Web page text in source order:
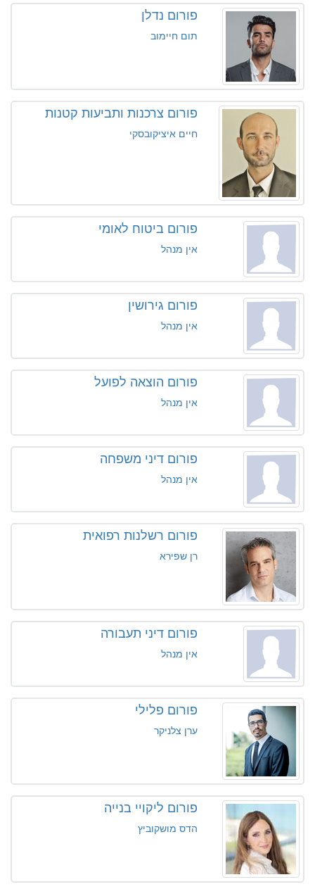
פורום נדלן
תום חיימוב
פורום צרכנות ותביעות קטנות
חיים איציקובסקי
פורום ביטוח לאומי
אין מנהל
פורום גירושין
אין מנהל
פורום הוצאה לפועל
אין מנהל
פורום דיני משפחה
אין מנהל
פורום רשלנות רפואית
רן שפירא
פורום דיני תעבורה
אין מנהל
פורום פלילי
ערן צלניקר
פורום ליקויי בנייה
הדס מושקוביץ